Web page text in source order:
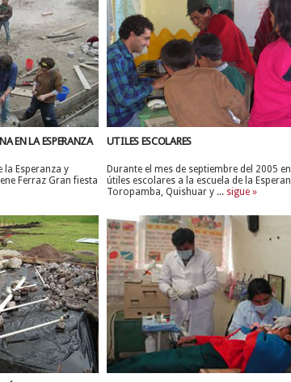
EN LA ESPERANZA
la Esperanza y
Ferraz Gran fiesta
UTILES ESCOLARES
Durante el mes de septiembre del 2005
útiles escolares a la escuela de la
Toropamba, Quishuar y ... sigue »